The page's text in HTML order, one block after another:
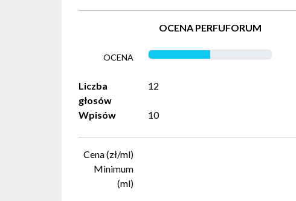
OCENA PERFUFORUM
OCENA
Liczba
głosów
12
Wpisów 10
Cena (zł/ml)
Minimum
(ml)